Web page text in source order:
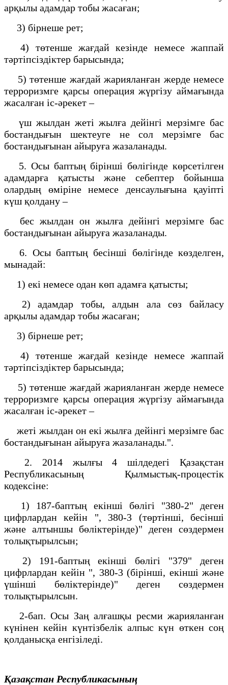
арқылы адамдар тобы жасаған;
3) бірнеше рет;
4) төтенше жағдай кезінде немесе жаппай
тәртіпсіздіктер барысында;
5) төтенше жағдай жарияланған жерде немесе
терроризмге қарсы операция жүргізу аймағында
жасалған іс-әрекет –
үш жылдан жеті жылға дейінгі мерзімге бас
бостандығын шектеуге не сол мерзімге бас
бостандығынан айыруға жазаланады.
5. Осы баптың бірінші бөлігінде көрсетілген
адамдарға қатысты және себептер бойынша
олардың өміріне немесе денсаулығына қауіпті
күш қолдану –
бес жылдан он жылға дейінгі мерзімге бас
бостандығынан айыруға жазаланады.
6. Осы баптың бесінші бөлігінде көзделген,
мынадай:
1) екі немесе одан көп адамға қатысты;
2) адамдар тобы, алдын ала сөз байласу
арқылы адамдар тобы жасаған;
3) бірнеше рет;
4) төтенше жағдай кезінде немесе жаппай
тәртіпсіздіктер барысында;
5) төтенше жағдай жарияланған жерде немесе
терроризмге қарсы операция жүргізу аймағында
жасалған іс-әрекет –
жеті жылдан он екі жылға дейінгі мерзімге бас
бостандығынан айыруға жазаланады.".
2. 2014 жылғы 4 шілдедегі Қазақстан
Республикасының Қылмыстық-процестік
кодексіне:
1) 187-баптың екінші бөлігі "380-2" деген
цифрлардан кейін ", 380-3 (төртінші, бесінші
және алтыншы бөліктерінде)" деген сөздермен
толықтырылсын;
2) 191-баптың екінші бөлігі "379" деген
цифрлардан кейін ", 380-3 (бірінші, екінші және
үшінші бөліктерінде)" деген сөздермен
толықтырылсын.
2-бап. Осы Заң алғашқы ресми жарияланған
күнінен кейін күнтізбелік алпыс күн өткен соң
қолданысқа енгізіледі.
Қазақстан Республикасының